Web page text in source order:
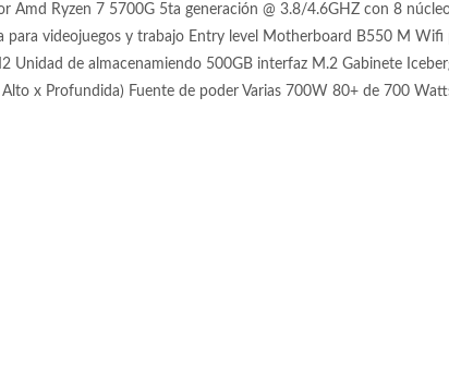
Amd Ryzen 7 5700G 5ta generación @ 3.8/4.6GHZ con 8
para videojuegos y trabajo Entry level Motherboard B550 M
Unidad de almacenamiendo 500GB interfaz M.2 Gabinete
x Profundida) Fuente de poder Varias 700W 80+ de 700